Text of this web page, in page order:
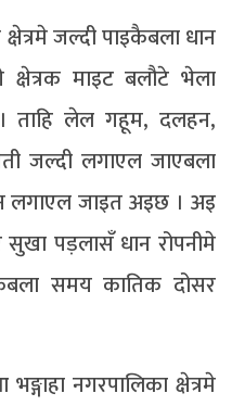
जल्दी पाइकैबला धान
माइट बलौटे भेला
ताहि लेल गहूम, दलहन,
जल्दी लगाएल जाएबला
लगाएल जाइत अइछ । अइ
पड़लासँ धान रोपनीमे
समय कातिक दोसर
नगरपालिका क्षेत्रमे